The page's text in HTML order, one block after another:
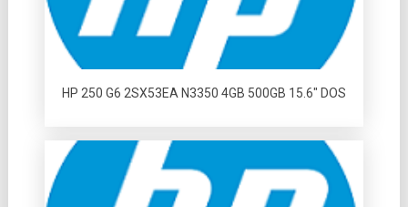
HP 250 G6 2SX53EA N3350 4GB 500GB 15.6″ DOS